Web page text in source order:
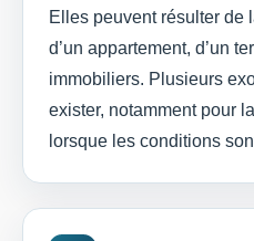
Elles peuvent résulter de
d’un appartement, d’un
immobiliers. Plusieurs
exister, notamment pour
lorsque les conditions